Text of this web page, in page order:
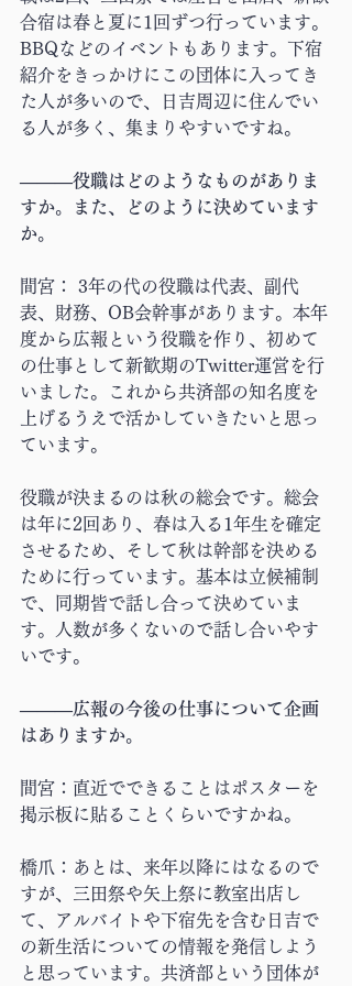
合宿は春と夏に1回ずつ行っています。
BBQなどのイベントもあります。下宿
紹介をきっかけにこの団体に入ってき
た人が多いので、日吉周辺に住んでい
る人が多く、集まりやすいですね。
―――役職はどのようなものがありま
すか。また、どのように決めています
か。
間宮： 3年の代の役職は代表、副代
表、財務、OB会幹事があります。本年
度から広報という役職を作り、初めて
の仕事として新歓期のTwitter運営を行
いました。これから共済部の知名度を
上げるうえで活かしていきたいと思っ
ています。
役職が決まるのは秋の総会です。総会
は年に2回あり、春は入る1年生を確定
させるため、そして秋は幹部を決める
ために行っています。基本は立候補制
で、同期皆で話し合って決めていま
す。人数が多くないので話し合いやす
いです。
―――広報の今後の仕事について企画
はありますか。
間宮：直近でできることはポスターを
掲示板に貼ることくらいですかね。
橋爪：あとは、来年以降にはなるので
すが、三田祭や矢上祭に教室出店し
て、アルバイトや下宿先を含む日吉で
の新生活についての情報を発信しよう
と思っています。共済部という団体が